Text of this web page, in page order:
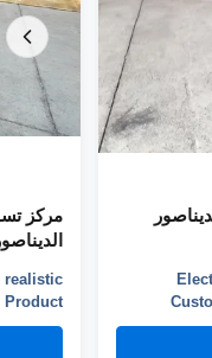
Co.,Ltd
مركز
realistic
is an